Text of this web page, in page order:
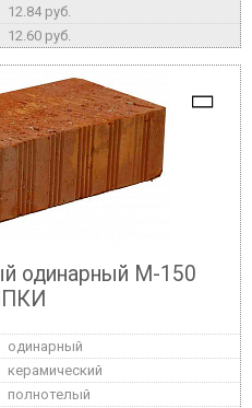
12.84 руб.
12.60 руб.
одинарный М-150
одинарный
керамический
полнотелый